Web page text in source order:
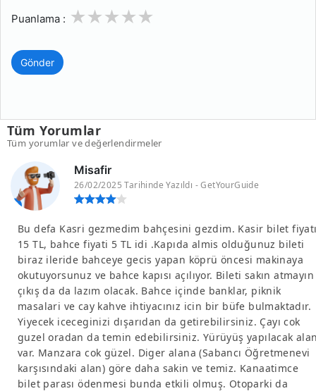
Puanlama : 3
2
1
Gönder
Tüm Yorumlar
Tüm yorumlar ve değerlendirmeler
Misafir
26/02/2025 Tarihinde Yazıldı - GetYourGuide
Bu defa Kasri gezmedim bahçesini gezdim. Kasir bilet
15 TL, bahce fiyati 5 TL idi .Kapıda almis olduğunuz bileti
biraz ileride bahceye gecis yapan köprü öncesi makinaya
okutuyorsunuz ve bahce kapısı açılıyor. Bileti sakın atmayın
çıkış da da lazım olacak. Bahce içinde banklar, piknik
masalari ve cay kahve ihtiyacınız icin bir büfe bulmaktadır.
Yiyecek iceceginizi dışarıdan da getirebilirsiniz. Çayı cok
guzel oradan da temin edebilirsiniz. Yürüyüş yapılacak
var. Manzara cok güzel. Diger alana (Sabancı Öğretmenevi
karşısındaki alan) göre daha sakin ve temiz. Kanaatimce
bilet parası ödenmesi bunda etkili olmuş. Otoparki da